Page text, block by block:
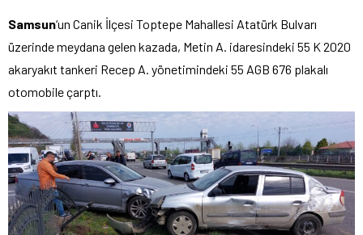
Samsun‘un Canik İlçesi Toptepe Mahallesi Atatürk Bulvarı
üzerinde meydana gelen kazada, Metin A. idaresindeki 55 K 2020
akaryakıt tankeri Recep A. yönetimindeki 55 AGB 676 plakalı
otomobile çarptı.